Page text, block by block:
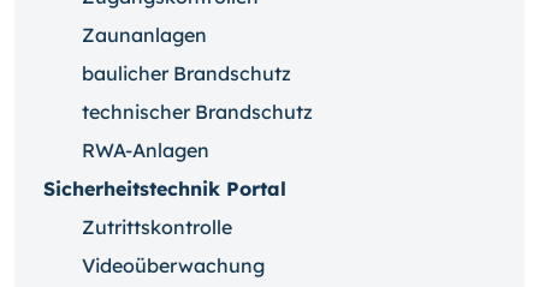
Zaunanlagen
baulicher Brandschutz
technischer Brandschutz
RWA-Anlagen
Sicherheitstechnik Portal
Zutrittskontrolle
Videoüberwachung